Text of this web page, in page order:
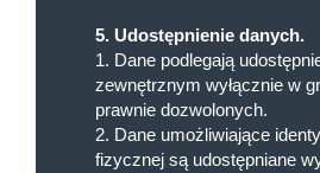
5. Udostępnienie danych.
1. Dane podlegają
zewnętrznym wyłącznie w
prawnie dozwolonych.
2. Dane umożliwiające
fizycznej są udostępniane